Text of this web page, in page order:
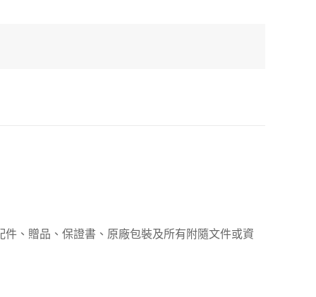
、贈品、保證書、原廠包裝及所有附隨文件或資